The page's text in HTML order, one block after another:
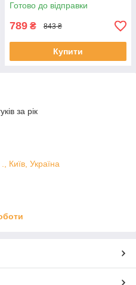
Готово до відправки
789 ₴ 843 ₴
Купити
за рік
Київ, Україна